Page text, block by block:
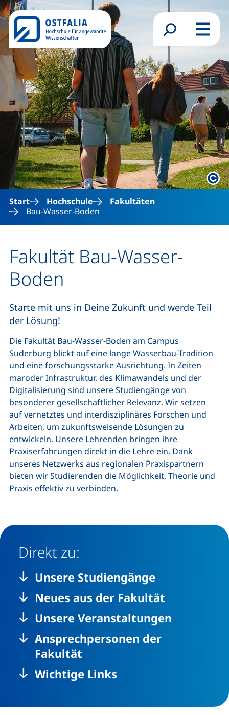
Direkt zum Inhalt
Suchformular
Menü
Start
Hochschule
Fakultäten
Bau-Wasser-Boden
Fakultät Bau-Wasser-
Boden
Starte mit uns in Deine Zukunft und werde Teil
der Lösung!
Die Fakultät Bau-Wasser-Boden am Campus
Suderburg blickt auf eine lange Wasserbau-Tradition
und eine forschungsstarke Ausrichtung. In Zeiten
maroder Infrastruktur, des Klimawandels und der
Digitalisierung sind unsere Studiengänge von
besonderer gesellschaftlicher Relevanz. Wir setzen
auf vernetztes und interdisziplinäres Forschen und
Arbeiten, um zukunftsweisende Lösungen zu
entwickeln. Unsere Lehrenden bringen ihre
Praxiserfahrungen direkt in die Lehre ein. Dank
unseres Netzwerks aus regionalen Praxispartnern
bieten wir Studierenden die Möglichkeit, Theorie und
Praxis effektiv zu verbinden.
Direkt zu:
Unsere Studiengänge
Neues aus der Fakultät
Unsere Veranstaltungen
Ansprechpersonen der
Fakultät
Wichtige Links